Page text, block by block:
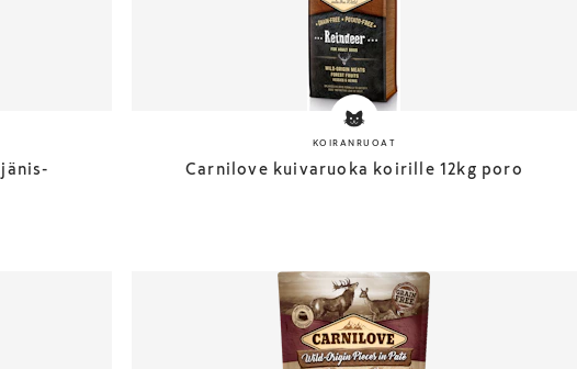
KOIRANRUOAT
Carnilove kuivaruoka koirille 12kg poro